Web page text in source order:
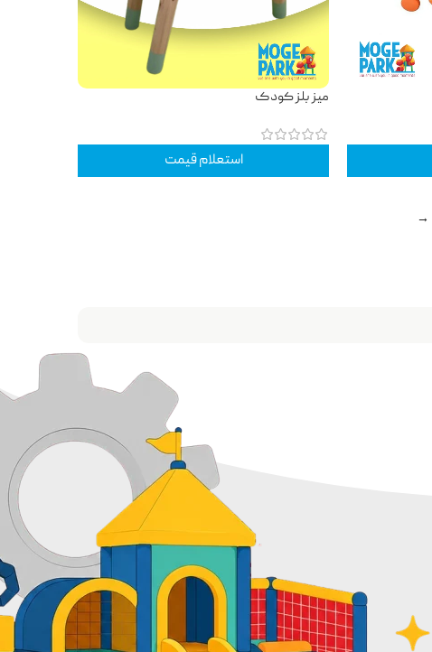
میز بلز کودک
استعلام قیمت
→